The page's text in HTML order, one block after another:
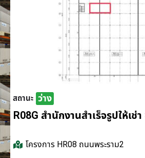
สถานะ ว่าง
R08G สำนักงานสำเร็จรูปให้เช่
โครงการ HR08 ถนนพระราม2